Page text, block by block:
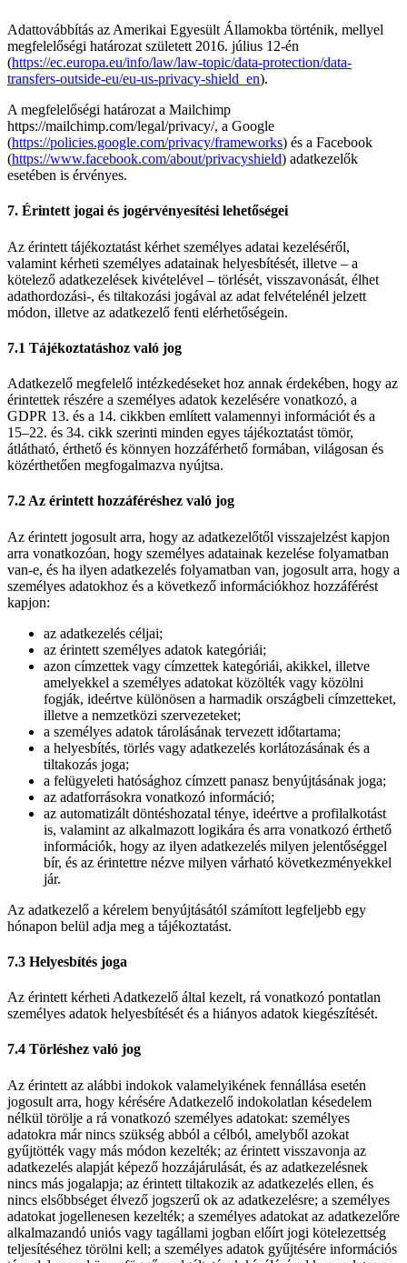
Adattovábbítás az Amerikai Egyesült Államokba történik, mellyel
megfelelőségi határozat született 2016. július 12-én
(https://ec.europa.eu/info/law/law-topic/data-protection/data-
transfers-outside-eu/eu-us-privacy-shield_en).
A megfelelőségi határozat a Mailchimp
https://mailchimp.com/legal/privacy/, a Google
(https://policies.google.com/privacy/frameworks) és a Facebook
(https://www.facebook.com/about/privacyshield) adatkezelők
esetében is érvényes.
7. Érintett jogai és jogérvényesítési lehetőségei
Az érintett tájékoztatást kérhet személyes adatai kezeléséről,
valamint kérheti személyes adatainak helyesbítését, illetve – a
kötelező adatkezelések kivételével – törlését, visszavonását, élhet
adathordozási-, és tiltakozási jogával az adat felvételénél jelzett
módon, illetve az adatkezelő fenti elérhetőségein.
7.1 Tájékoztatáshoz való jog
Adatkezelő megfelelő intézkedéseket hoz annak érdekében, hogy az
érintettek részére a személyes adatok kezelésére vonatkozó, a
GDPR 13. és a 14. cikkben említett valamennyi információt és a
15–22. és 34. cikk szerinti minden egyes tájékoztatást tömör,
átlátható, érthető és könnyen hozzáférhető formában, világosan és
közérthetően megfogalmazva nyújtsa.
7.2 Az érintett hozzáféréshez való jog
Az érintett jogosult arra, hogy az adatkezelőtől visszajelzést kapjon
arra vonatkozóan, hogy személyes adatainak kezelése folyamatban
van-e, és ha ilyen adatkezelés folyamatban van, jogosult arra, hogy a
személyes adatokhoz és a következő információkhoz hozzáférést
kapjon:
az adatkezelés céljai;
az érintett személyes adatok kategóriái;
azon címzettek vagy címzettek kategóriái, akikkel, illetve
amelyekkel a személyes adatokat közölték vagy közölni
fogják, ideértve különösen a harmadik országbeli címzetteket,
illetve a nemzetközi szervezeteket;
a személyes adatok tárolásának tervezett időtartama;
a helyesbítés, törlés vagy adatkezelés korlátozásának és a
tiltakozás joga;
a felügyeleti hatósághoz címzett panasz benyújtásának joga;
az adatforrásokra vonatkozó információ;
az automatizált döntéshozatal ténye, ideértve a profilalkotást
is, valamint az alkalmazott logikára és arra vonatkozó érthető
információk, hogy az ilyen adatkezelés milyen jelentőséggel
bír, és az érintettre nézve milyen várható következményekkel
jár.
Az adatkezelő a kérelem benyújtásától számított legfeljebb egy
hónapon belül adja meg a tájékoztatást.
7.3 Helyesbítés joga
Az érintett kérheti Adatkezelő által kezelt, rá vonatkozó pontatlan
személyes adatok helyesbítését és a hiányos adatok kiegészítését.
7.4 Törléshez való jog
Az érintett az alábbi indokok valamelyikének fennállása esetén
jogosult arra, hogy kérésére Adatkezelő indokolatlan késedelem
nélkül törölje a rá vonatkozó személyes adatokat: személyes
adatokra már nincs szükség abból a célból, amelyből azokat
gyűjtötték vagy más módon kezelték; az érintett visszavonja az
adatkezelés alapját képező hozzájárulását, és az adatkezelésnek
nincs más jogalapja; az érintett tiltakozik az adatkezelés ellen, és
nincs elsőbbséget élvező jogszerű ok az adatkezelésre; a személyes
adatokat jogellenesen kezelték; a személyes adatokat az adatkezelőre
alkalmazandó uniós vagy tagállami jogban előírt jogi kötelezettség
teljesítéséhez törölni kell; a személyes adatok gyűjtésére információs